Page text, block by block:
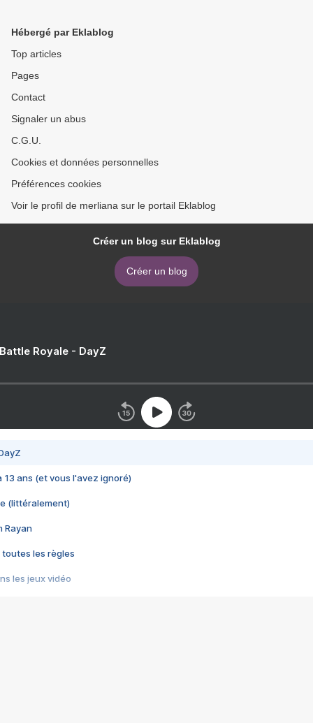
Hébergé par Eklablog
Top articles
Pages
Contact
Signaler un abus
C.G.U.
Cookies et données personnelles
Préférences cookies
Voir le profil de merliana sur le portail Eklablog
Créer un blog sur Eklablog
Créer un blog
Royale - DayZ
13 ans (et vous l'avez ignoré)
(littéralement)
Rayan
toutes les règles
les jeux vidéo